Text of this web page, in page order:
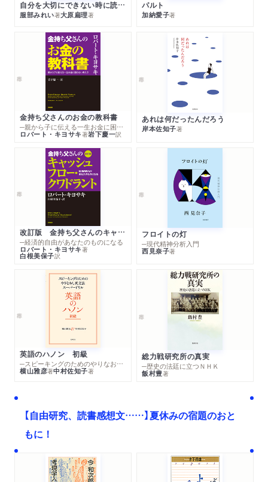
自分を大切にできない時に読む本
服部みれい著大原扁理著
パルト
加納愛子著
金持ち父さんのお金の教科書
─親から子に伝える一生お金に困らない考え方
ロバート・キヨサキ著岩下慶一訳
あれは何だったんだろう
岸本佐知子著
改訂版 金持ち父さんのキャッシュフロー・クワドラント
─経済的自由があなたのものになる
ロバート・キヨサキ著
白根美保子訳
フロイトの灯
─現代精神分析入門
西見奈子著
英語のハノン 初級
─スピーキングのためのやりなおし英文法スーパードリル
横山雅彦著中村佐知子著
総力戦研究所の真実
─歴史の法廷に立つＮＨＫ
飯村豊著
【自由研究、読書感想文……】夏休みの宿題のおと
もに！